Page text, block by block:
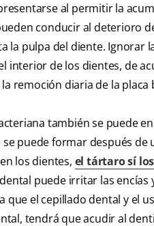
al permitir la
conducir al deterioro
la pulpa del diente. Ignorar
interior de los dientes, de
remoción diaria de la placa
también se puede
puede formar después de
los dientes, el tártaro sí
puede irritar las encías
que el cepillado dental y el
tendrá que acudir al